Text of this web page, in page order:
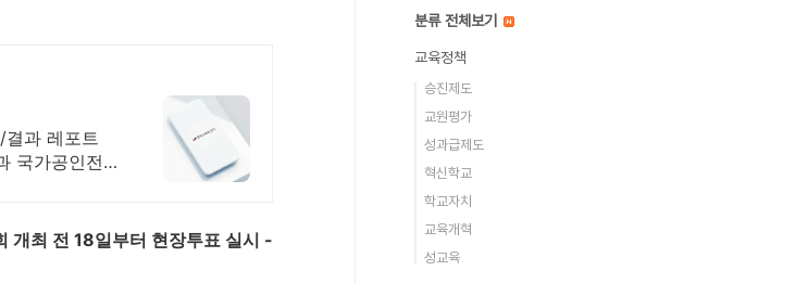
과 레포트
국가공인전
개최 전 18일부터 현장투표 실시 -
분류 전체보기
교육정책
승진제도
교원평가
성과급제도
혁신학교
학교자치
교육개혁
성교육